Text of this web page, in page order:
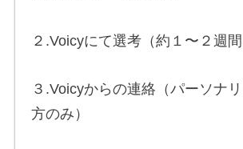
２.Voicyにて選考（約１〜２週間
３.Voicyからの連絡（パーソナ
方のみ）